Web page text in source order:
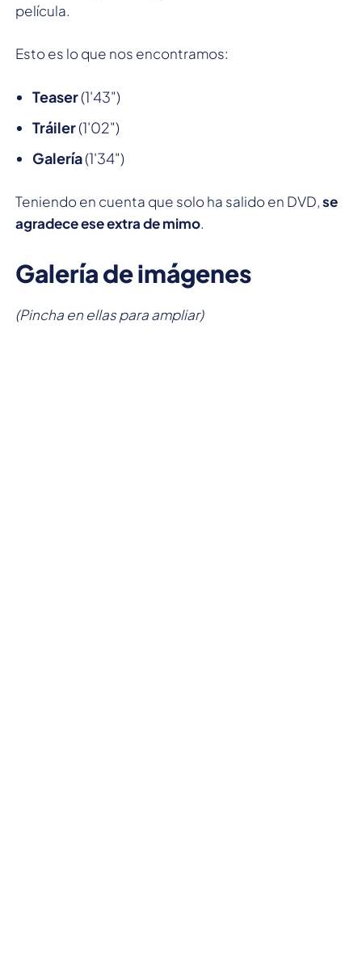
película.
Esto es lo que nos encontramos:
Teaser(1'43")
Tráiler(1'02")
Galería(1'34")
Teniendo en cuenta que solo ha salido en DVD,se
agradece ese extra de mimo.
Galería de imágenes
(Pincha en ellas para ampliar)